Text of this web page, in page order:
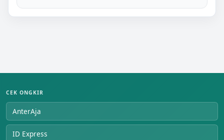
CEK ONGKIR
AnterAja
ID Express